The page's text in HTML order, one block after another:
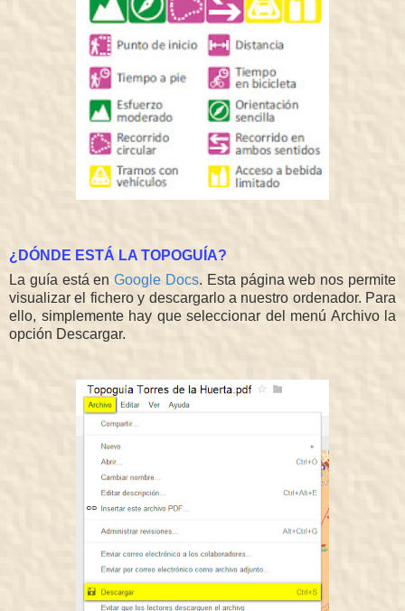
¿DÓNDE ESTÁ LA TOPOGUÍA?
La guía está enGoogle Docs. Esta página web nos permite
visualizar el fichero y descargarlo a nuestro ordenador. Para
ello, simplemente hay que seleccionar del menú Archivo la
opción Descargar.